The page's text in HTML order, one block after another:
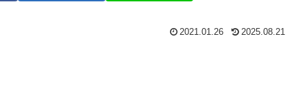
2021.01.26 2025.08.21